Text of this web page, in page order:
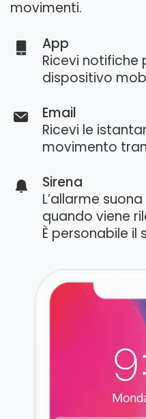
movimenti.
App
Ricevi notifiche
dispositivo
Email
Ricevi le
movimento
Sirena
L’allarme
quando viene
È personabile il